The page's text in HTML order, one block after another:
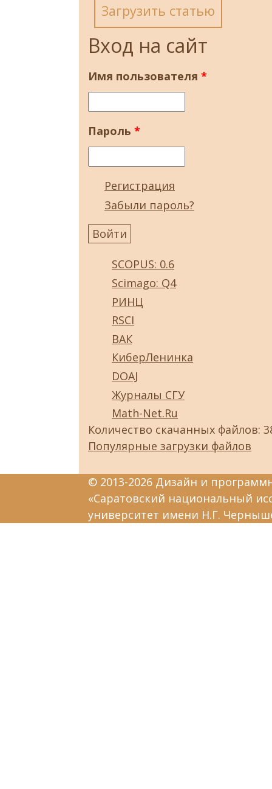
Загрузить статью
Вход на сайт
Имя пользователя *
Пароль *
Регистрация
Забыли пароль?
SCOPUS: 0.6
Scimago: Q4
РИНЦ
RSCI
ВАК
КиберЛенинка
DOAJ
Журналы СГУ
Math-Net.Ru
Количество скачанных файлов:
Популярные загрузки файлов
© 2013-2026 Дизайн и
«Саратовский национальный
университет имени Н.Г.